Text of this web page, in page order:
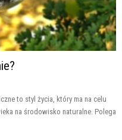
to styl życia, który ma na celu
na środowisko naturalne. Polega